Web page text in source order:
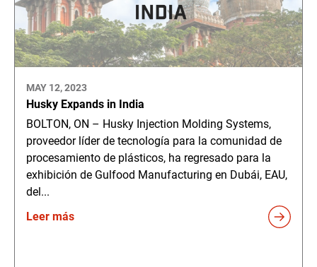
MAY 12, 2023
Husky Expands in India
BOLTON, ON – Husky Injection Molding Systems,
proveedor líder de tecnología para la comunidad de
procesamiento de plásticos, ha regresado para la
exhibición de Gulfood Manufacturing en Dubái, EAU,
del...
Leer más